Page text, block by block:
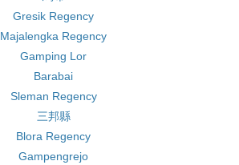
Gresik Regency
Majalengka Regency
Gamping Lor
Barabai
Sleman Regency
三邦縣
Blora Regency
Gampengrejo